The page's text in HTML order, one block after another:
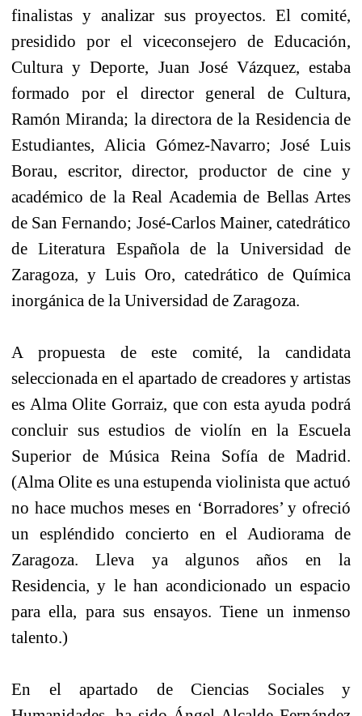
finalistas y analizar sus proyectos. El comité,
presidido por el viceconsejero de Educación,
Cultura y Deporte, Juan José Vázquez, estaba
formado por el director general de Cultura,
Ramón Miranda; la directora de la Residencia de
Estudiantes, Alicia Gómez-Navarro; José Luis
Borau, escritor, director, productor de cine y
académico de la Real Academia de Bellas Artes
de San Fernando; José-Carlos Mainer, catedrático
de Literatura Española de la Universidad de
Zaragoza, y Luis Oro, catedrático de Química
inorgánica de la Universidad de Zaragoza.
A propuesta de este comité, la candidata
seleccionada en el apartado de creadores y artistas
es Alma Olite Gorraiz, que con esta ayuda podrá
concluir sus estudios de violín en la Escuela
Superior de Música Reina Sofía de Madrid.
(Alma Olite es una estupenda violinista que actuó
no hace muchos meses en ‘Borradores’ y ofreció
un espléndido concierto en el Audiorama de
Zaragoza. Lleva ya algunos años en la
Residencia, y le han acondicionado un espacio
para ella, para sus ensayos. Tiene un inmenso
talento.)
En el apartado de Ciencias Sociales y